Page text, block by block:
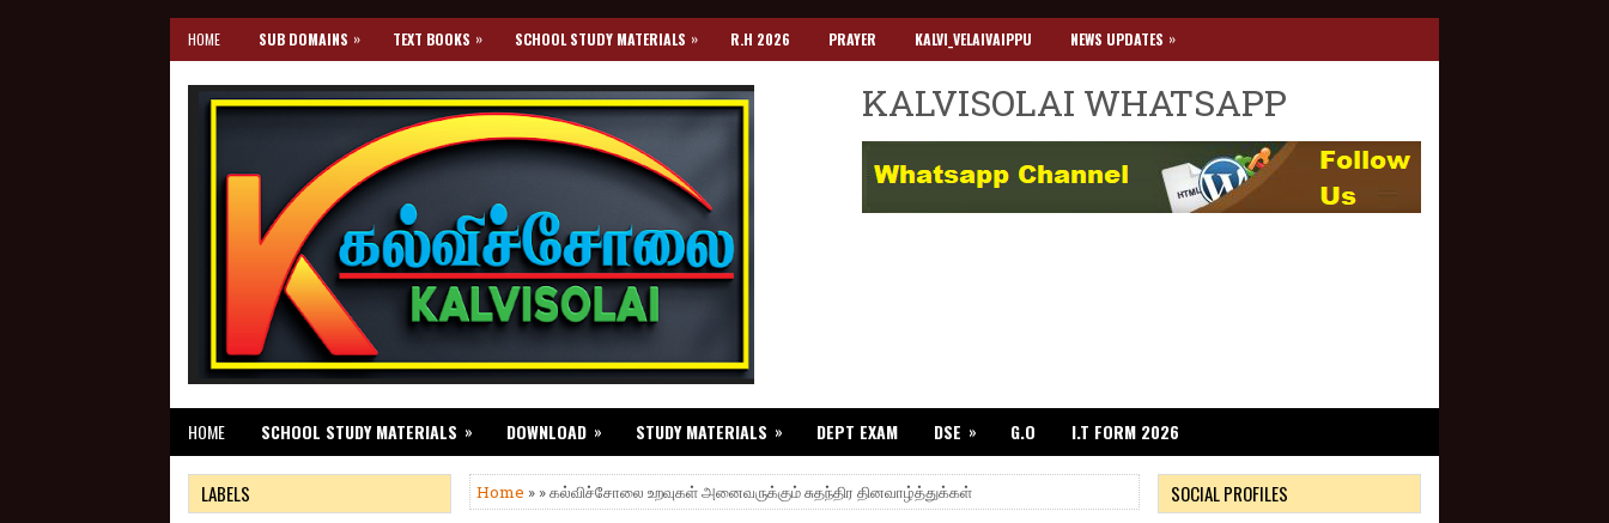
HOME SUB DOMAINS » TEXT BOOKS » SCHOOL STUDY MATERIALS » R.H 2026 PRAYER KALVI_VELAIVAIPPU NEWS UPDATES »
KALVISOLAI WHATSAPP
HOME SCHOOL STUDY MATERIALS » DOWNLOAD » STUDY MATERIALS » DEPT EXAM DSE » G.O I.T FORM 2026
Home » » கல்விச்சோலை உறவுகள் அனைவருக்கும் சுதந்திர தினவாழ்த்துக்கள்
LABELS SOCIAL PROFILES